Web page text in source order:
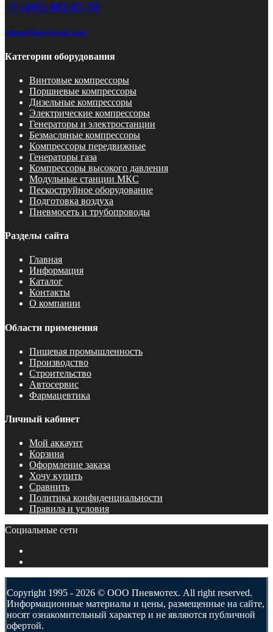
+7 (495) 492-67-70
zakaz@pnevmotex.com
Категории оборудования
Винтовые компрессоры
Поршневые компрессоры
Дизельные компрессоры
Электрические компрессоры
Генераторы и электростанции
Безмасляные компрессоры
Компрессоры передвижные
Генераторы газа
Компрессоры высокого давления
Модульные станции МКС
Пескоструйное оборудование
Подготовка воздуха
Пневмосеть и трубопроводы
Разделы сайта
Главная
Информация
Каталог
Контакты
О компании
Области применения
Пищевая промышленность
Производство
Строительство
Автосервис
Фармацевтика
Личный кабинет
Мой аккаунт
Корзина
Оформление заказа
Хочу купить
Сравнить
Политика конфиденциальности
Правила и условия
Социальные сети
Copyright 1995 - 2026 © ООО Пневмотех. All right reserved.
Информационные материалы и цены, размещенные на сайте,
носят ознакомительный характер и не являются публичной
офертой.